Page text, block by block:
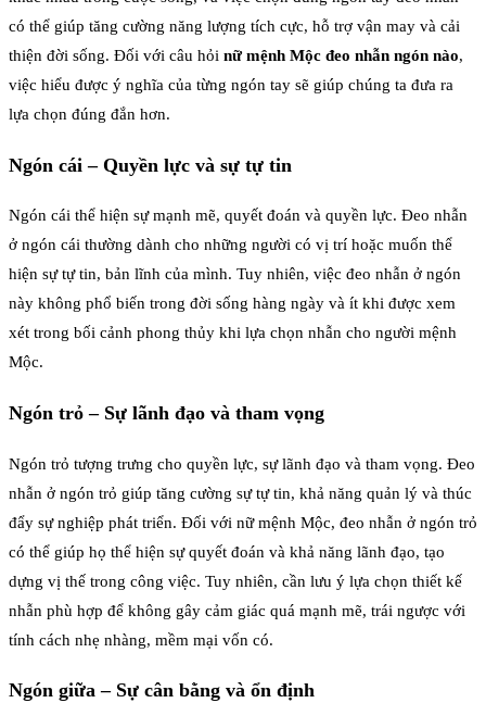
có thể giúp tăng cường năng lượng tích cực, hỗ trợ vận may và cải
thiện đời sống. Đối với câu hỏi nữ mệnh Mộc đeo nhẫn ngón nào,
việc hiểu được ý nghĩa của từng ngón tay sẽ giúp chúng ta đưa ra
lựa chọn đúng đắn hơn.
Ngón cái – Quyền lực và sự tự tin
Ngón cái thể hiện sự mạnh mẽ, quyết đoán và quyền lực. Đeo nhẫn
ở ngón cái thường dành cho những người có vị trí hoặc muốn thể
hiện sự tự tin, bản lĩnh của mình. Tuy nhiên, việc đeo nhẫn ở ngón
này không phổ biến trong đời sống hàng ngày và ít khi được xem
xét trong bối cảnh phong thủy khi lựa chọn nhẫn cho người mệnh
Mộc.
Ngón trỏ – Sự lãnh đạo và tham vọng
Ngón trỏ tượng trưng cho quyền lực, sự lãnh đạo và tham vọng. Đeo
nhẫn ở ngón trỏ giúp tăng cường sự tự tin, khả năng quản lý và thúc
đẩy sự nghiệp phát triển. Đối với nữ mệnh Mộc, đeo nhẫn ở ngón trỏ
có thể giúp họ thể hiện sự quyết đoán và khả năng lãnh đạo, tạo
dựng vị thế trong công việc. Tuy nhiên, cần lưu ý lựa chọn thiết kế
nhẫn phù hợp để không gây cảm giác quá mạnh mẽ, trái ngược với
tính cách nhẹ nhàng, mềm mại vốn có.
Ngón giữa – Sự cân bằng và ổn định